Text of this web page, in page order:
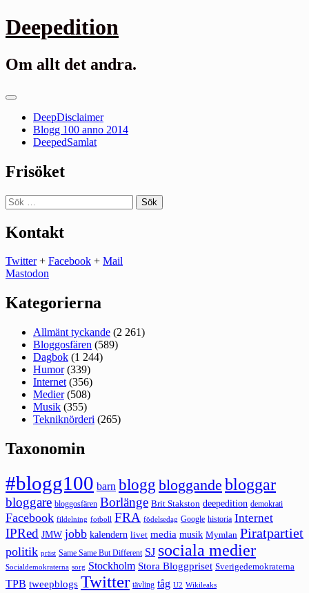
Gå
till
Deepedition
Om allt det andra.
Primär
DeepDisclaimer
Blogg 100 anno 2014
DeepedSamlat
Frisöket
Sök
efter:
Kontakt
Twitter+ Facebook + Mail
Mastodon
Kategorierna
Allmänt tyckande (2 261)
Bloggosfären (589)
Dagbok (1 244)
Humor(339)
Internet (356)
Medier(508)
Musik (355)
Tekniknörderi (265)
Taxonomin
#blogg100 barn blogg bloggande bloggar
bloggare bloggosfären Borlänge Brit Stakston deepedition demokrati
Facebook fildelning fotboll FRA födelsedag Google historia Internet
IPRed JMW jobb kalendern livet media musik Mymlan Piratpartiet
politik präst Same Same But Different SJ sociala medier
Socialdemokraterna sorg Stockholm Stora Bloggpriset Sverigedemokraterna
TPB tweepblogs Twitter tävling tåg U2 Wikileaks